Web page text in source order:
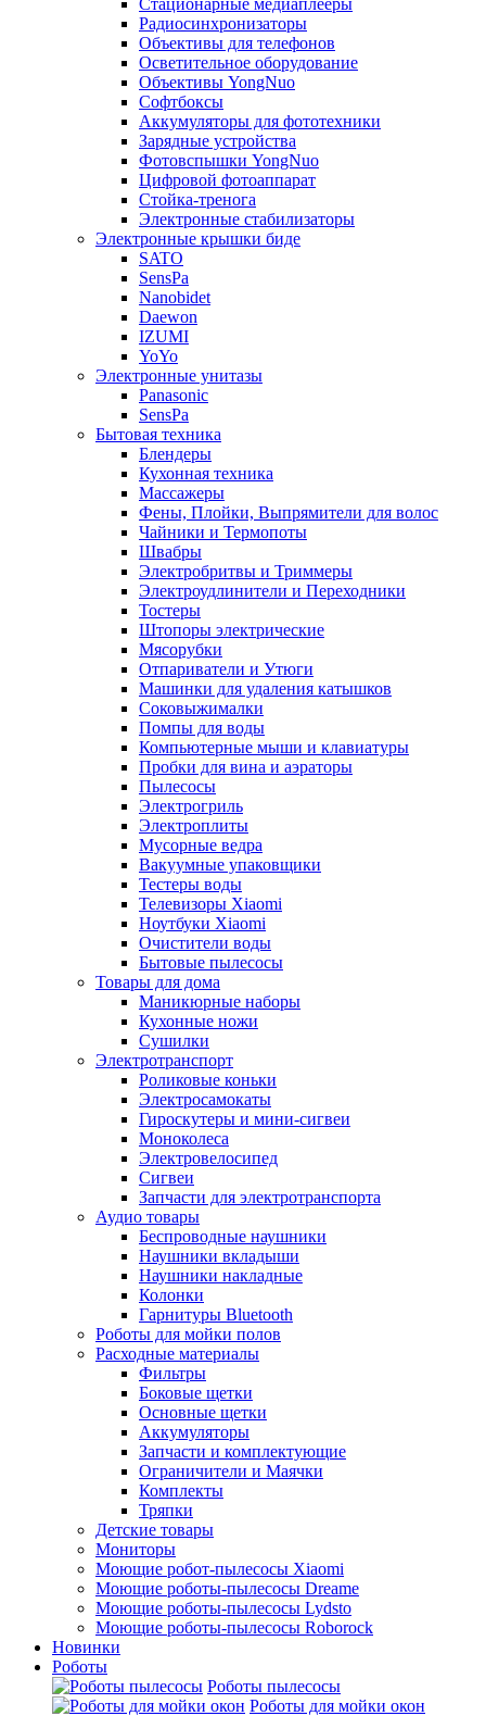
Стационарные медиаплееры
Радиосинхронизаторы
Объективы для телефонов
Осветительное оборудование
Объективы YongNuo
Софтбоксы
Аккумуляторы для фототехники
Зарядные устройства
Фотовспышки YongNuo
Цифровой фотоаппарат
Стойка-тренога
Электронные стабилизаторы
Электронные крышки биде
SATO
SensPa
Nanobidet
Daewon
IZUMI
YoYo
Электронные унитазы
Panasonic
SensPa
Бытовая техника
Блендеры
Кухонная техника
Массажеры
Фены, Плойки, Выпрямители для волос
Чайники и Термопоты
Швабры
Электробритвы и Триммеры
Электроудлинители и Переходники
Тостеры
Штопоры электрические
Мясорубки
Отпариватели и Утюги
Машинки для удаления катышков
Соковыжималки
Помпы для воды
Компьютерные мыши и клавиатуры
Пробки для вина и аэраторы
Пылесосы
Электрогриль
Электроплиты
Мусорные ведра
Вакуумные упаковщики
Тестеры воды
Телевизоры Xiaomi
Ноутбуки Xiaomi
Очистители воды
Бытовые пылесосы
Товары для дома
Маникюрные наборы
Кухонные ножи
Сушилки
Электротранспорт
Роликовые коньки
Электросамокаты
Гироскутеры и мини-сигвеи
Моноколеса
Электровелосипед
Сигвеи
Запчасти для электротранспорта
Аудио товары
Беспроводные наушники
Наушники вкладыши
Наушники накладные
Колонки
Гарнитуры Bluetooth
Роботы для мойки полов
Расходные материалы
Фильтры
Боковые щетки
Основные щетки
Аккумуляторы
Запчасти и комплектующие
Ограничители и Маячки
Комплекты
Тряпки
Детские товары
Мониторы
Моющие робот-пылесосы Xiaomi
Моющие роботы-пылесосы Dreame
Моющие роботы-пылесосы Lydsto
Моющие роботы-пылесосы Roborock
Новинки
Роботы
Роботы пылесосы
Роботы для мойки окон